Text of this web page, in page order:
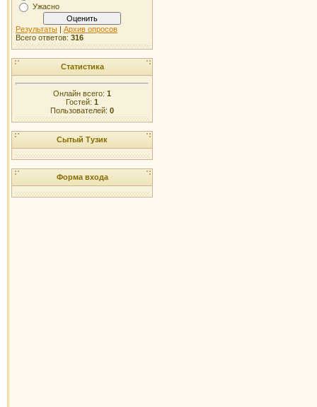
Ужасно
Результаты | Архив опросов
Всего ответов: 316
Статистика
Онлайн всего: 1
Гостей: 1
Пользователей: 0
Сытый Тузик
Форма входа